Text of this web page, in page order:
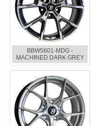
BBW5601-MDG -
MACHINED DARK GREY